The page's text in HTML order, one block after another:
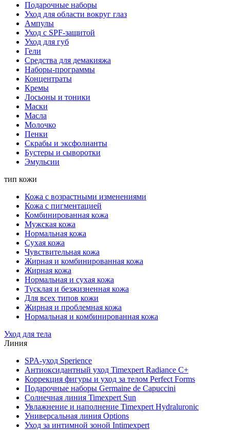
Подарочные наборы
Уход для области вокруг глаз
Ампулы
Уход с SPF-защитой
Уход для губ
Гели
Средства для демакияжа
Наборы-программы
Концентраты
Кремы
Лосьоны и тоники
Маски
Масла
Молочко
Пенки
Скрабы и эксфолианты
Бустеры и сыворотки
Эмульсии
тип кожи
Кожа с возрастными изменениями
Кожа с пигментацией
Комбинированная кожа
Мужская кожа
Нормальная кожа
Сухая кожа
Чувствительная кожа
Жирная и комбинированная кожа
Жирная кожа
Нормальная и сухая кожа
Тусклая и безжизненная кожа
Для всех типов кожи
Жирная и проблемная кожа
Нормальная и комбинированная кожа
Уход для тела
Линия
SPA-уход Sperience
Антиоксидантный уход Timexpert Radiance C+
Коррекция фигуры и уход за телом Perfect Forms
Подарочные наборы Germaine de Capuccini
Солнечная линия Timexpert Sun
Увлажнение и наполнение Timexpert Hydraluronic
Универсальная линия Options
Уход за интимной зоной Intimexpert